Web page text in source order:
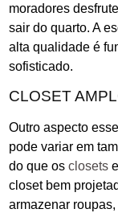
moradores
sair do quarto. A
alta qualidade é
sofisticado.
CLOSET
Outro aspecto
pode variar em
do que os closets
closet bem
armazenar